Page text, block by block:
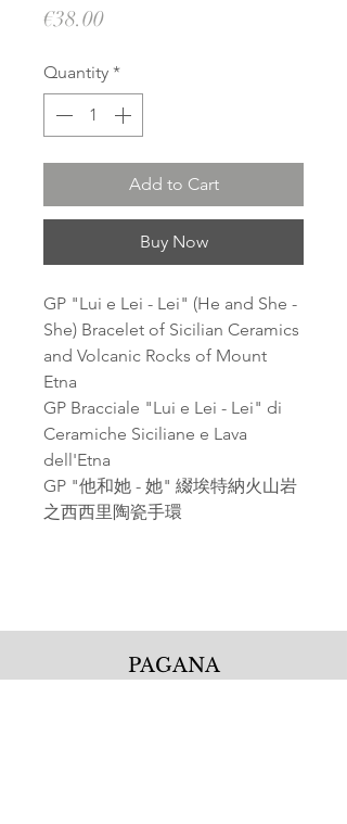
€38.00Price
Quantity *
Add to Cart
Buy Now
GP "Lui e Lei - Lei" (He and She -
She) Bracelet of Sicilian Ceramics
and Volcanic Rocks of Mount
Etna
GP Bracciale "Lui e Lei - Lei" di
Ceramiche Siciliane e Lava
dell'Etna
GP "他和她 - 她" 綴埃特納火山岩
之西西里陶瓷手環
PAGANA